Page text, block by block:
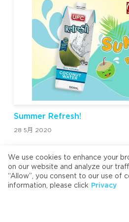
Summer Refresh!
28 5月 2020
We use cookies to enhance your
on our website and analyze our
“Allow”, you consent to our use of
information, please click Privacy